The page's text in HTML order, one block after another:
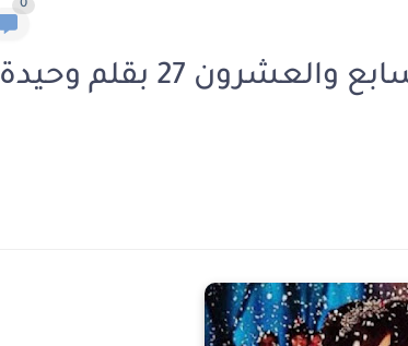
0
روايه القاسي العنيد الفصل السابع والعشرون 27 بقلم وحيدة